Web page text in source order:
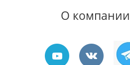
О компании